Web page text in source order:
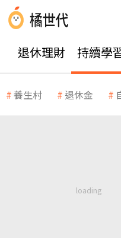
退休理財 持續學
養生村 退休金